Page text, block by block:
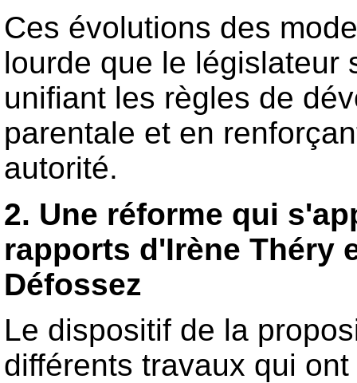
Ces évolutions des
lourde que le législateur
unifiant les règles de
parentale et en
autorité.
2. Une réforme qui
rapports d'Irène Théry
Défossez
Le dispositif de la
différents travaux qui